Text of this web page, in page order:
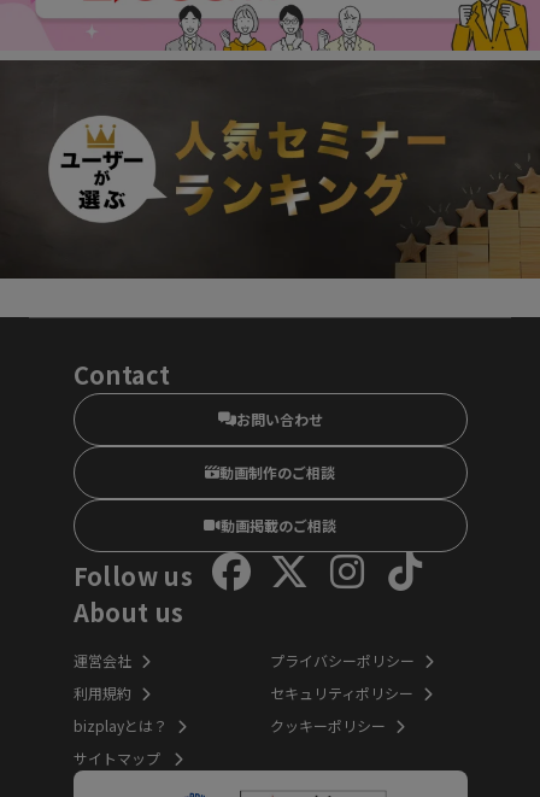
Contact
お問い合わせ
動画制作のご相談
動画掲載のご相談
Follow us
About us
運営会社
利用規約
bizplayとは？
サイトマップ
プライバシーポリシー
セキュリティポリシー
クッキーポリシー